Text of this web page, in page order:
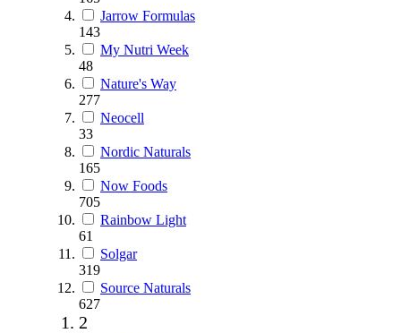
Jarrow Formulas
143
My Nutri Week
48
Nature's Way
277
Neocell
33
Nordic Naturals
165
Now Foods
705
Rainbow Light
61
Solgar
319
Source Naturals
627
2